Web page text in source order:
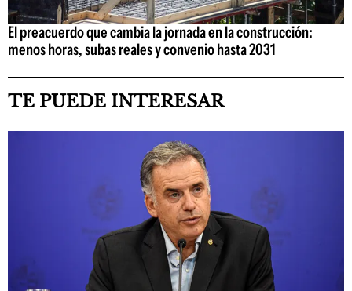
El preacuerdo que cambia la jornada en la construcción:
menos horas, subas reales y convenio hasta 2031
TE PUEDE INTERESAR